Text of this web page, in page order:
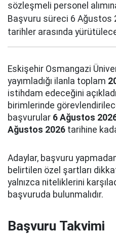
sözleşmeli personel
Başvuru süreci 6 Ağustos
tarihler arasında
Eskişehir Osmangazi
yayımladığı ilanla toplam
istihdam edeceğini
birimlerinde
başvurular 6 Ağustos
Ağustos 2026 tarihine
Adaylar, başvuru
belirtilen özel şartları
yalnızca niteliklerini
başvuruda bulunmalıdır.
Başvuru Takvimi